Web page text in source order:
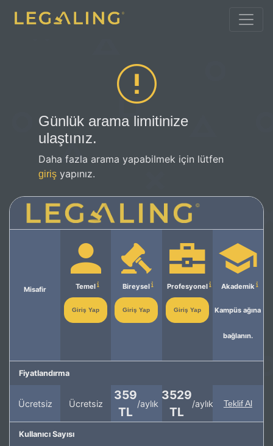
Günlük arama limitinize
ulaştınız.
Daha fazla arama yapabilmek için lütfen
giriş yapınız.
Misafir Temel
Giriş Yap
Bireysel
Giriş Yap
Profesyonel
Giriş Yap
Akademik
Kampüs ağına
bağlanın.
Fiyatlandırma
Ücretsiz Ücretsiz
359
TL
/aylık
3529
TL
/aylık Teklif Al
Kullanıcı Sayısı